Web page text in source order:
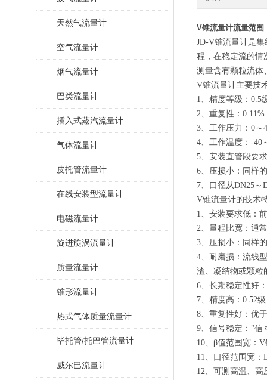
天然气流量计
空气流量计
烟气流量计
巴类流量计
插入式蒸汽流量计
气体流量计
皮托管流量计
在线安装型流量计
电磁流量计
旋进旋涡流量计
质量流量计
锥形流量计
热式气体质量流量计
毕托管/托巴管流量计
威尔巴流量计
V锥流量计流量范围
JD-V锥流量计是
程，在稳定流的情
测量含有颗粒流体
V锥流量计主要技
1、精度等级：0.5
2、重复性：0.11%
3、工作压力：0～
4、工作温度：-40
5、安装直管段要
6、压损小：同样
7、口径从DN25～
V锥流量计的技术
1、安装要求低：
2、量程比宽：通
3、压损小：同样
4、耐磨损：流线
渣、凝结物或颗粒
6、长期稳定性好
7、精度高：0.52
8、重复性好：优
9、信号稳定："信
10、β值范围宽：
11、口径范围宽：
12、可测高温、